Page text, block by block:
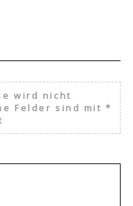
wird nicht
Felder sind mit*